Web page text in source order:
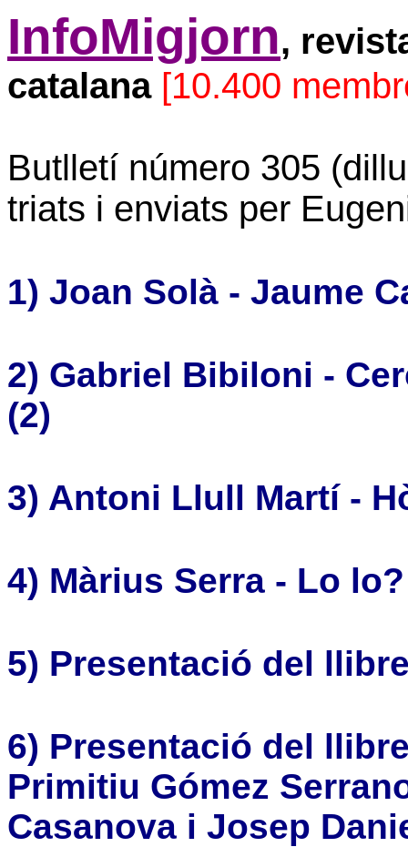
InfoMigjorn,
catalana [10.400
Butlletí número 305
triats i enviats per
1) Joan Solà - Jaume
2) Gabriel Bibiloni -
(2)
3) Antoni Llull Martí -
4) Màrius Serra - Lo lo?
5) Presentació del
6) Presentació del
Primitiu Gómez
Casanova i Josep